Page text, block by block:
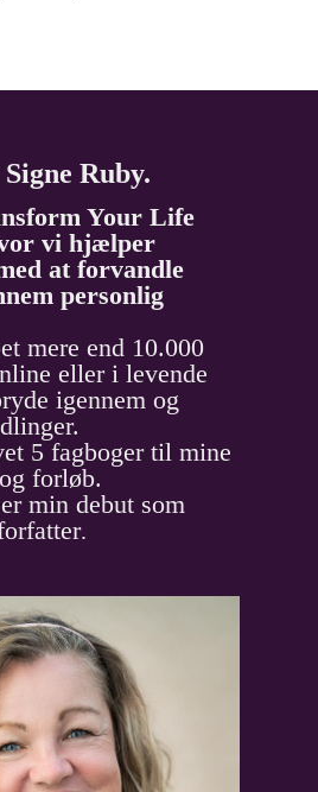
Ruby.
Your Life
vi hjælper
at forvandle
personlig
mere end 10.000
eller i levende
igennem og
5 fagboger til mine
forløb.
min debut som
.